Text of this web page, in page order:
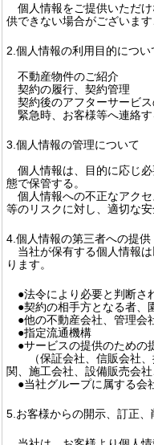
個人情報をご提供いただ
供できない場合がございま
2.個人情報の利用目的につい
不動産物件のご紹介
契約の履行、契約管理
契約後のアフターサービ
緊急時、お客様等へ連絡
3.個人情報の管理について
個人情報は、目的に応じ
態で保管する。
個人情報への不正なアク
等のリスクに対し、適切な安
4.個人情報の第三者への提
当社が保有する個人情報
ります。
●法令により必要と判断さ
●契約の相手方となる者、
●他の不動産会社、管理会
●指定流通機構
●サービスの提供のための
（保証会社、信販会社、
関、施工会社、設備販売会社
●当社グループに属する会
5.お客様からの開示、訂正